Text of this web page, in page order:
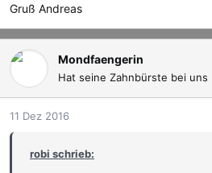
Gruß Andreas
Mondfaengerin
Hat seine Zahnbürste bei uns
11 Dez 2016
robi schrieb: